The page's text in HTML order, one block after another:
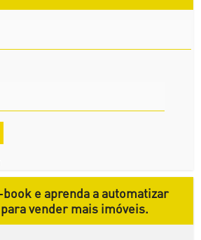
e aprenda a automatizar
vender mais imóveis.